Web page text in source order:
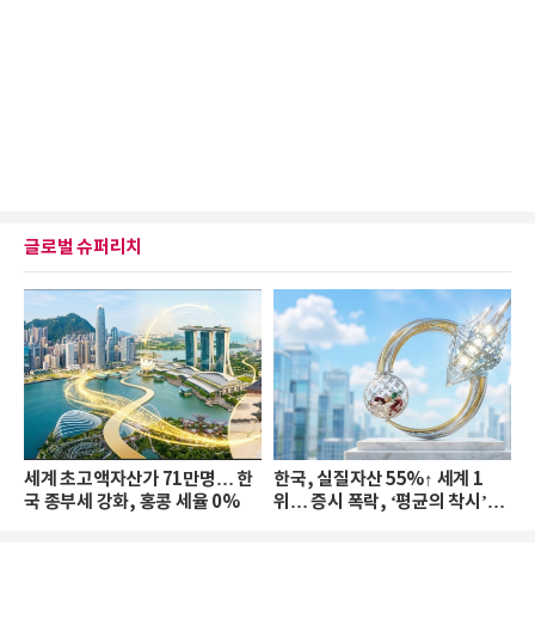
글로벌 슈퍼리치
세계 초고액자산가 71만명… 한
국 종부세 강화, 홍콩 세율 0%
한국, 실질자산 55%↑ 세계 1
위… 증시 폭락, ‘평균의 착시’와